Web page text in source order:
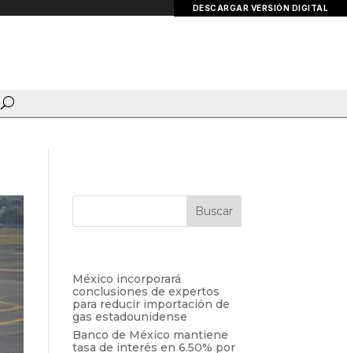
DESCARGAR VERSIÓN DIGITAL
México incorporará
conclusiones de expertos
para reducir importación de
gas estadounidense
Banco de México mantiene
tasa de interés en 6.50% por